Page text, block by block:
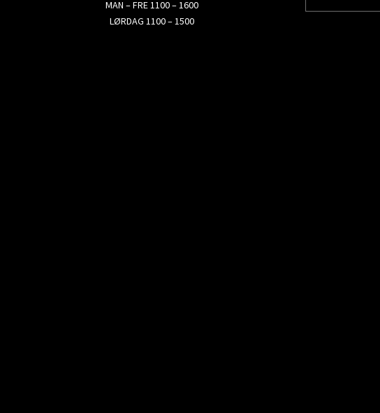
MAN – FRE 1100 – 1600
LØRDAG 1100 – 1500